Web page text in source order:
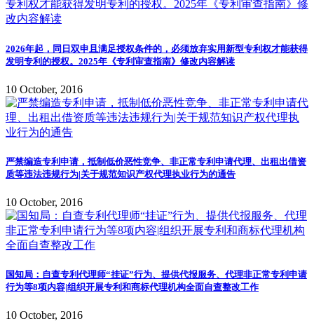
2026年起，同日双申且满足授权条件的，必须放弃实用新型专利权才能获得
发明专利的授权。2025年《专利审查指南》修改内容解读
10 October, 2016
严禁编造专利申请，抵制低价恶性竞争、非正常专利申请代理、出租出借资
质等违法违规行为|关于规范知识产权代理执业行为的通告
10 October, 2016
国知局：自查专利代理师“挂证”行为、提供代报服务、代理非正常专利申请
行为等8项内容|组织开展专利和商标代理机构全面自查整改工作
10 October, 2016